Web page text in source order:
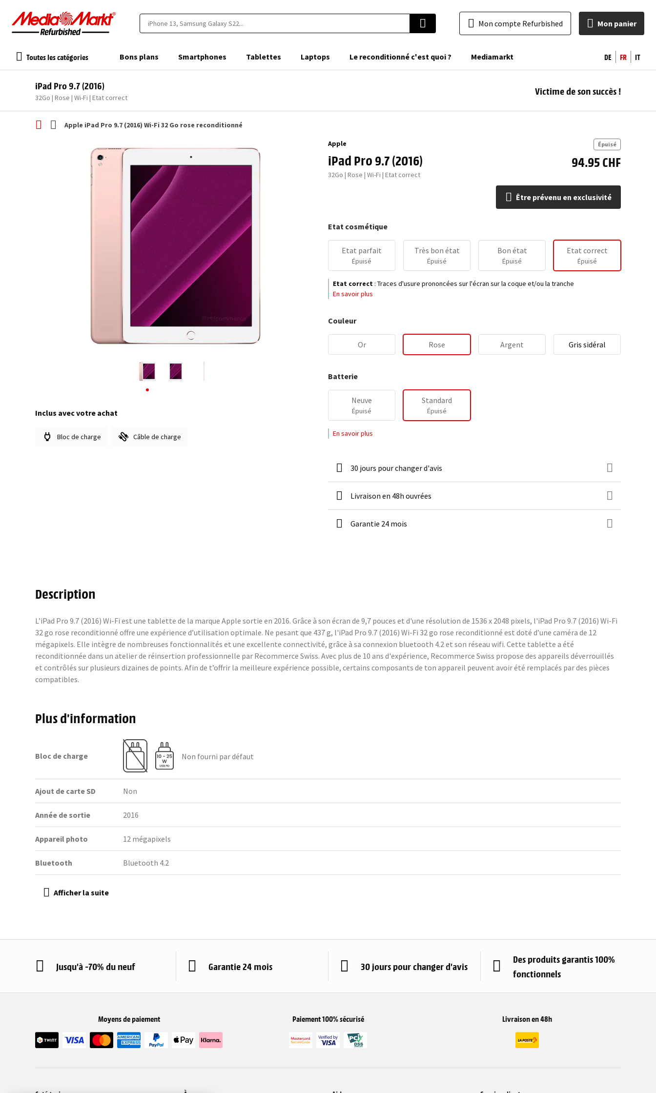
Mon compte Refurbished Mon panier
Toutes les catégories Bons plans Smartphones Tablettes Laptops Le reconditionné c'est quoi ? Mediamarkt DE FR IT
iPad Pro 9.7 (2016)
32Go | Rose | Wi-Fi | Etat correct
Victime de son succès !
Apple iPad Pro 9.7 (2016) Wi-Fi 32 Go rose reconditionné
Apple
iPad Pro 9.7 (2016)
32Go | Rose | Wi-Fi | Etat correct
Épuisé
Inclus avec votre achat
Bloc de charge Câble de charge
94.95 CHF
Être prévenu en exclusivité
Etat cosmétique
Etat parfait
Épuisé
Très bon état
Épuisé
Bon état
Épuisé
Etat correct
Épuisé
Etat correct : Traces d'usure prononcées sur l'écran sur la coque et/ou la tranche
En savoir plus
Couleur
Or Rose Argent Gris sidéral
Batterie
Neuve
Épuisé
Standard
Épuisé
En savoir plus
30 jours pour changer d'avis
Livraison en 48h ouvrées
Garantie 24 mois
Description
L’iPad Pro 9.7 (2016) Wi-Fi est une tablette de la marque Apple sortie en 2016. Grâce à son écran de 9,7 pouces et d'une résolution de 1536 x 2048 pixels, l'iPad Pro 9.7 (2016) Wi-Fi
32 go rose reconditionné offre une expérience d’utilisation optimale. Ne pesant que 437 g, l'iPad Pro 9.7 (2016) Wi-Fi 32 go rose reconditionné est doté d’une caméra de 12
mégapixels. Elle intègre de nombreuses fonctionnalités et une excellente connectivité, grâce à sa connexion bluetooth 4.2 et son réseau wifi. Cette tablette a été
reconditionnée dans un atelier de réinsertion professionnelle par Recommerce Swiss. Avec plus de 10 ans d'expérience, Recommerce Swiss propose des appareils déverrouillés
et contrôlés sur plusieurs dizaines de points. Afin de t’offrir la meilleure expérience possible, certains composants de ton appareil peuvent avoir été remplacés par des pièces
compatibles.
Plus d’information
Bloc de charge Non fourni par défaut
Ajout de carte SD Non
Année de sortie 2016
Appareil photo 12 mégapixels
Bluetooth Bluetooth 4.2
Jusqu'à -70% du neuf Garantie 24 mois 30 jours pour changer d'avis
Des produits garantis 100%
fonctionnels
Moyens de paiement Paiement 100% sécurisé Livraison en 48h